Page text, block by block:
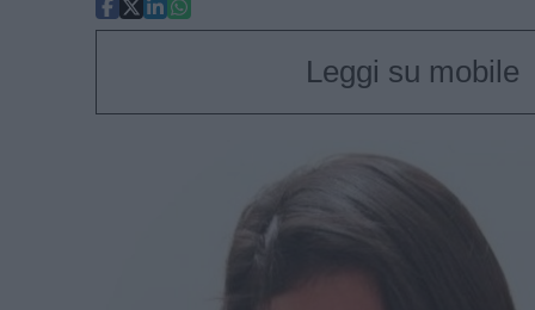
Leggi su mobile